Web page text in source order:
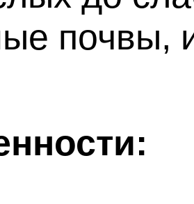
почвы,